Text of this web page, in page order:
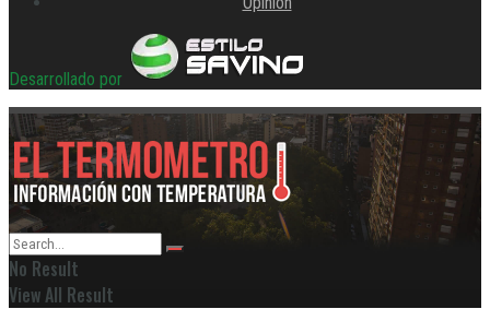
Desarrollado por
No Result
View All Result